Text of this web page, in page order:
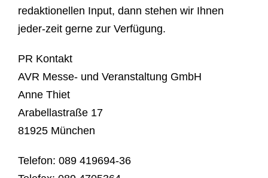
redaktionellen Input, dann stehen wir Ihnen
jeder-zeit gerne zur Verfügung.
PR Kontakt
AVR Messe- und Veranstaltung GmbH
Anne Thiet
Arabellastraße 17
81925 München
Telefon: 089 419694-36